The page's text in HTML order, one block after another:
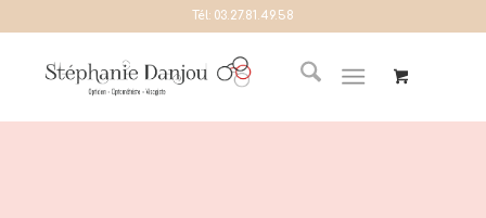
Tél: 03.27.81.49.58